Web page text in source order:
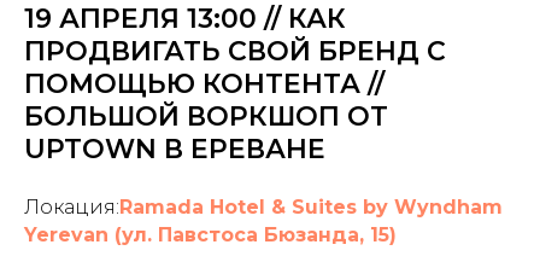
19 АПРЕЛЯ 13:00 // КАК
ПРОДВИГАТЬ СВОЙ БРЕНД С
ПОМОЩЬЮ КОНТЕНТА //
БОЛЬШОЙ ВОРКШОП ОТ
UPTOWN В ЕРЕВАНЕ
Локация:Ramada Hotel & Suites by Wyndham
Yerevan (ул. Павстоса Бюзанда, 15)